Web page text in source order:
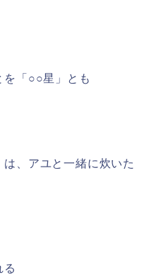
を「○○星」とも
、アユと一緒に炊いた
る